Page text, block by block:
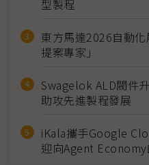
型製程
東方馬達2026自動
提案專家」
Swagelok ALD閥件
助攻先進製程發展
iKala攜手Google
迎向Agent